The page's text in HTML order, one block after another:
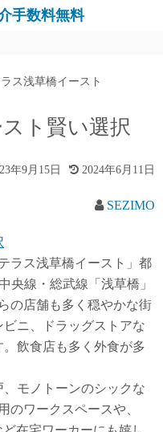
手数料無料
ラス浅草橋イースト
ト賢い選択
年9月15日 2024年6月11日
SEZIMO
ラス浅草橋イースト」都
央線・総武線「浅草橋」
の店舗も多く穏やかな街
ニ、ドラッグストアな
飲食店も多く外食が多
モノトーンのシックな
のワークスペースや、